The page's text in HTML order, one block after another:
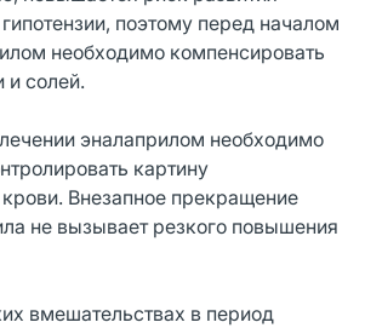
поэтому перед началом
необходимо компенсировать
и солей.
эналаприлом необходимо
картину
Внезапное прекращение
не вызывает резкого повышения
вмешательствах в период